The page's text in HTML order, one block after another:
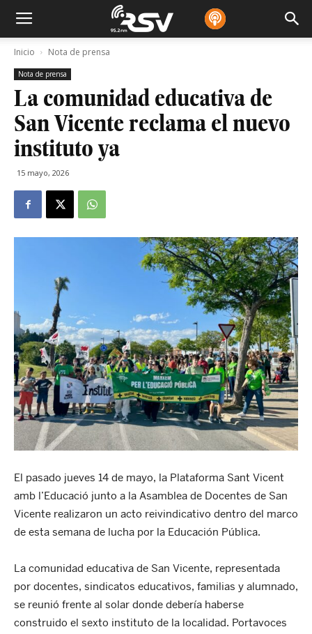
Inicio Nota de prensa
Nota de prensa
La comunidad educativa de
San Vicente reclama el nuevo
instituto ya
15 mayo, 2026
El pasado jueves 14 de mayo, la Plataforma Sant Vicent
amb l’Educació junto a la Asamblea de Docentes de San
Vicente realizaron un acto reivindicativo dentro del marco
de esta semana de lucha por la Educación Pública.
La comunidad educativa de San Vicente, representada
por docentes, sindicatos educativos, familias y alumnado,
se reunió frente al solar donde debería haberse
construido el sexto instituto de la localidad. Portavoces